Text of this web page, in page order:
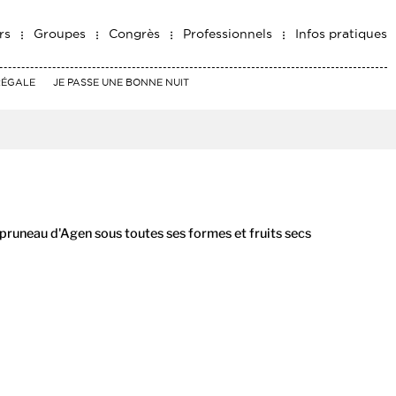
Groupes Congrès Professionnels Infos pratiques
JE PASSE UNE BONNE NUIT
d'Agen sous toutes ses formes et fruits secs